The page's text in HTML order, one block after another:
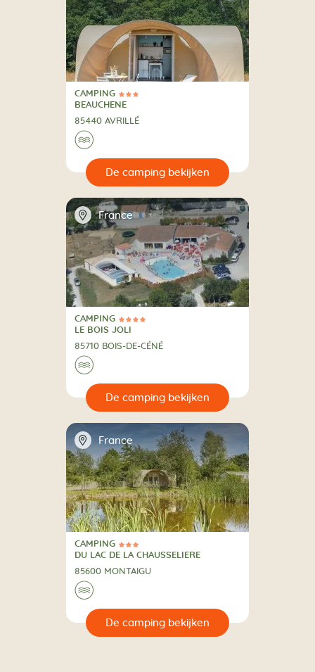
3 Sterren
CAMPING
CAMPING
BEAUCHENE
85440 AVRILLÉ
🌊
📍 France
4 Sterren
CAMPING
CAMPING
LE BOIS JOLI
85710 BOIS-DE-CÉNÉ
🌊
📍 France
3 Sterren
CAMPING
CAMPING
DU LAC DE LA CHAUSSELIERE
85600 MONTAIGU
🌊